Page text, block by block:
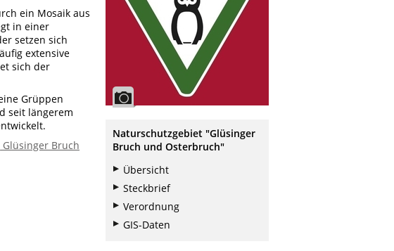
ein Mosaik aus
in einer
setzen sich
extensive
sich der
Grüppen
seit längerem
Glüsinger Bruch
Naturschutzgebiet "Glüsinger
Bruch und Osterbruch"
Übersicht
Steckbrief
Verordnung
GIS-Daten